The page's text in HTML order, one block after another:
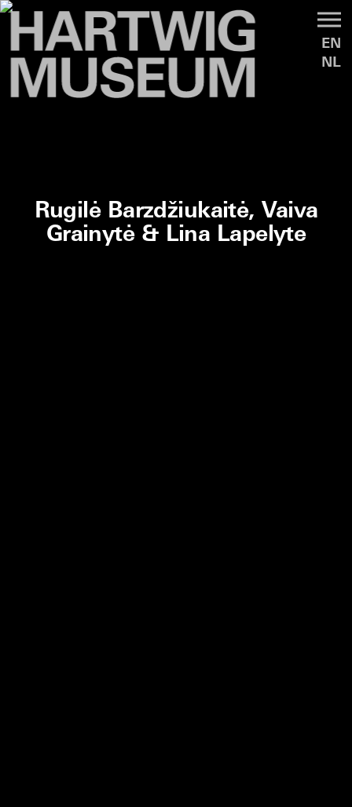
Rugilė Barzdžiukaitė, Vaiva
Grainytė & Lina Lapelyte
EN
NL